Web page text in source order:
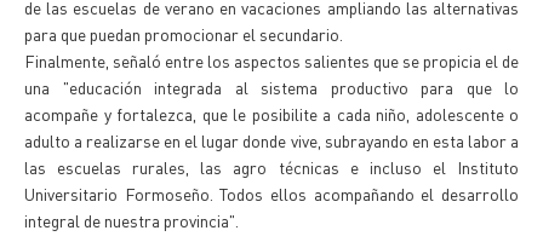
de las escuelas de verano en vacaciones ampliando las alternativas
para que puedan promocionar el secundario.
Finalmente, señaló entre los aspectos salientes que se propicia el de
una "educación integrada al sistema productivo para que lo
acompañe y fortalezca, que le posibilite a cada niño, adolescente o
adulto a realizarse en el lugar donde vive, subrayando en esta labor a
las escuelas rurales, las agro técnicas e incluso el Instituto
Universitario Formoseño. Todos ellos acompañando el desarrollo
integral de nuestra provincia".